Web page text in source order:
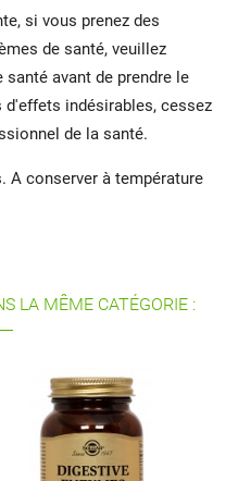
si vous prenez des
de santé, veuillez
avant de prendre le
indésirables, cessez
de la santé.
A conserver à température
LA MÊME CATÉGORIE :